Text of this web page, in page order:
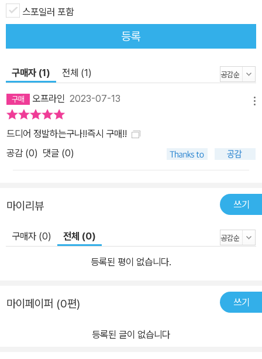
스포일러 포함
등록
구매자 (1) 전체 (1)
오프라인 2023-07-13
드디어 정발하는구나!!즉시 구매!!
공감 (0) 댓글 (0)
마이리뷰 쓰기
구매자 (0) 전체 (0)
등록된 평이 없습니다.
마이페이퍼 (0편) 쓰기
등록된 글이 없습니다